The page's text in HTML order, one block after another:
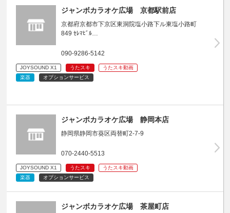
ジャンボカラオケ広場 京都駅前店
京都府京都市下京区東洞院塩小路下ル東塩小路町
849 ｾﾚﾏﾋﾞﾙ…
090-9286-5142
JOYSOUND X1 うたスキ
うたスキ動画
楽器
オプションサービス
ジャンボカラオケ広場 静岡本店
静岡県静岡市葵区両替町2-7-9
070-2440-5513
JOYSOUND X1 うたスキ
うたスキ動画
楽器
オプションサービス
ジャンボカラオケ広場 茶屋町店